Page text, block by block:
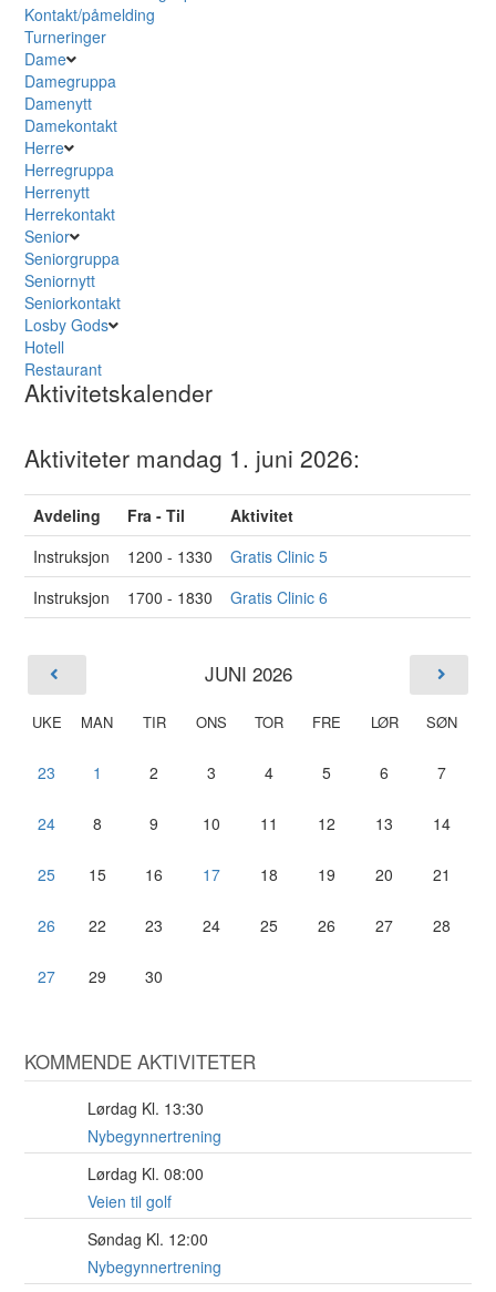
Kontakt/påmelding
Turneringer
Dame
Damegruppa
Damenytt
Damekontakt
Herre
Herregruppa
Herrenytt
Herrekontakt
Senior
Seniorgruppa
Seniornytt
Seniorkontakt
Losby Gods
Hotell
Restaurant
Aktivitetskalender
Aktiviteter mandag 1. juni 2026:
Avdeling Fra - Til
Aktivitet
Instruksjon
1200 - 1330
Gratis Clinic 5
Instruksjon
1700 - 1830 Gratis Clinic 6
JUNI 2026
UKE MAN TIR ONS TOR FRE LØR SØN
23 1 2 3 4 5 6 7
24 8 9 10 11 12 13 14
25 15 16 17 18 19 20 21
26 22 23 24 25 26 27 28
27 29 30
KOMMENDE AKTIVITETER
Lørdag Kl. 13:30
Nybegynnertrening
Lørdag Kl. 08:00
Veien til golf
Søndag Kl. 12:00
Nybegynnertrening